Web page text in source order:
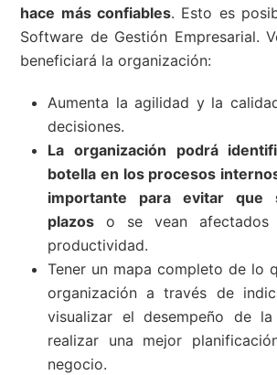
hace más confiables. Esto es
Software de Gestión Empresarial.
beneficiará la organización:
Aumenta la agilidad y la
decisiones.
La organización podrá
botella en los procesos
importante para evitar que
plazos o se vean afectados
productividad.
Tener un mapa completo de lo
organización a través de
visualizar el desempeño de
realizar una mejor
negocio.